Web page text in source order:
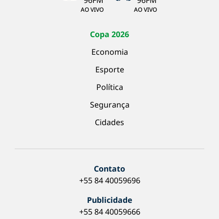
AO VIVO AO VIVO
Copa 2026
Economia
Esporte
Política
Segurança
Cidades
Contato
+55 84 40059696
Publicidade
+55 84 40059666